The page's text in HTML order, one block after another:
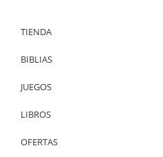
TIENDA
BIBLIAS
JUEGOS
LIBROS
OFERTAS